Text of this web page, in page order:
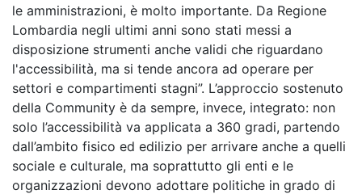
le amministrazioni, è molto importante. Da Regione
Lombardia negli ultimi anni sono stati messi a
disposizione strumenti anche validi che riguardano
l'accessibilità, ma si tende ancora ad operare per
settori e compartimenti stagni”. L’approccio sostenuto
della Community è da sempre, invece, integrato: non
solo l’accessibilità va applicata a 360 gradi, partendo
dall’ambito fisico ed edilizio per arrivare anche a quelli
sociale e culturale, ma soprattutto gli enti e le
organizzazioni devono adottare politiche in grado di